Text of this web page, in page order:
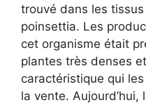
trouvé dans les
poinsettia. Les
cet organisme était
plantes très denses
caractéristique qui
la vente.